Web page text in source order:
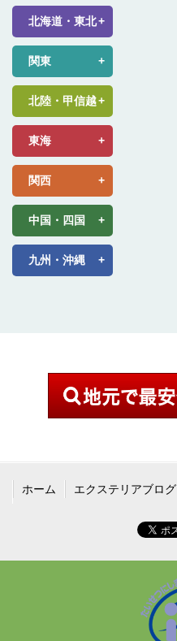
北海道・東北
関東
北陸・甲信越
東海
関西
中国・四国
九州・沖縄
ホーム エクステリアブログ